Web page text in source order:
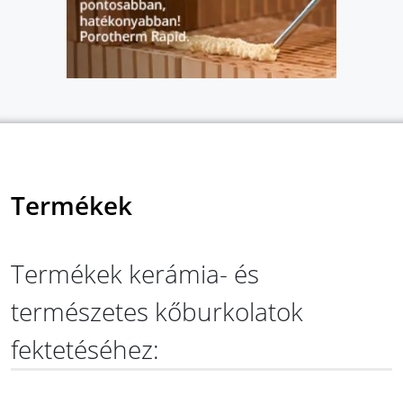
Termékek
Termékek kerámia- és
természetes kőburkolatok
fektetéséhez: